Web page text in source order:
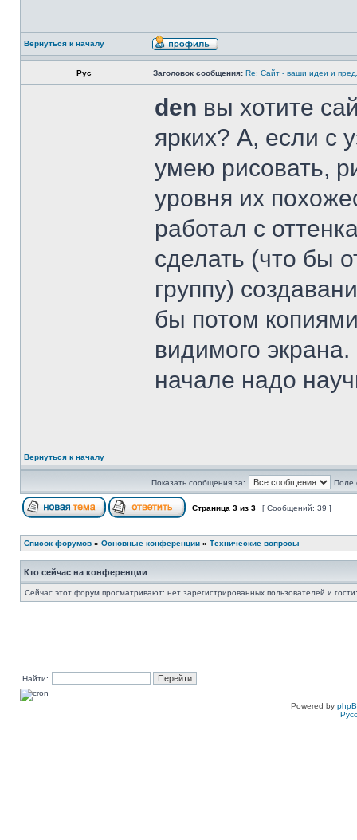
Вернуться к началу
Рус Заголовок сообщения: Re: Сайт - ваши идеи и
den вы хотите
ярких? А, если с
умею рисовать,
уровня их
работал с
сделать (что бы
группу)
бы потом
видимого
начале надо
Вернуться к началу
Показать сообщения за: Поле
Страница 3 из 3 [ Сообщений: 39 ]
Список форумов » Основные конференции » Технические вопросы
Кто сейчас на конференции
Сейчас этот форум просматривают: нет зарегистрированных пользователей и
Найти:
Powered by